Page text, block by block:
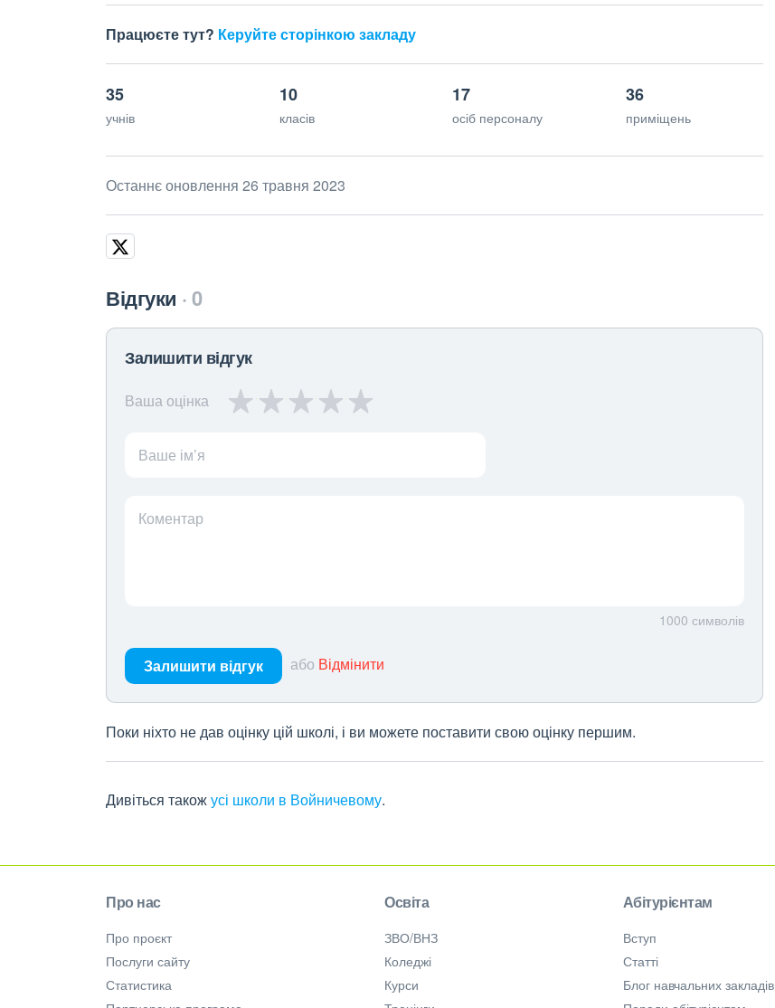
Працюєте тут? Керуйте сторінкою закладу
35
учнів
10
класів
17
осіб персоналу
36
приміщень
Останнє оновлення 26 травня 2023
Відгуки 0
Залишити відгук
Ваша оцінка
Ваше ім’я
Коментар
1000 символів
Залишити відгук або Відмінити
Поки ніхто не дав оцінку цій школі, і ви можете поставити свою оцінку першим.
Дивіться такожусі школи в Войничевому.
Про нас
Про проєкт
Послуги сайту
Статистика
Освіта
ЗВО/ВНЗ
Коледжі
Курси
Абітурієнтам
Вступ
Статті
Блог навчальних закладів